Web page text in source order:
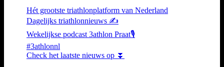
Hét grootste triathlonplatform van Nederland
Dagelijks triathlonnieuws ✍️
Wekelijkse podcast 3athlon Praat🎙️
#3athlonnl
Check het laatste nieuws op ⏬